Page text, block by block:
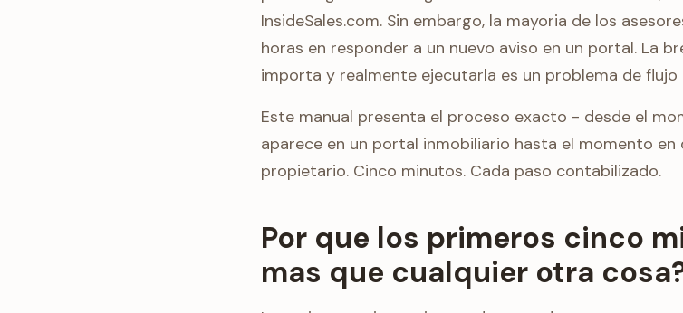
InsideSales.com. Sin embargo, la mayoria de los
horas en responder a un nuevo aviso en un portal. La
importa y realmente ejecutarla es un problema de
Este manual presenta el proceso exacto - desde el
aparece en un portal inmobiliario hasta el momento
propietario. Cinco minutos. Cada paso contabilizado.
Por que los primeros cinco
mas que cualquier otra